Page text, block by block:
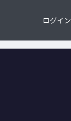
ログイン